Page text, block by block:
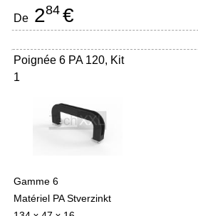
De 284 €
Poignée 6 PA 120, Kit
1
Gamme 6
Matériel PA Stverzinkt